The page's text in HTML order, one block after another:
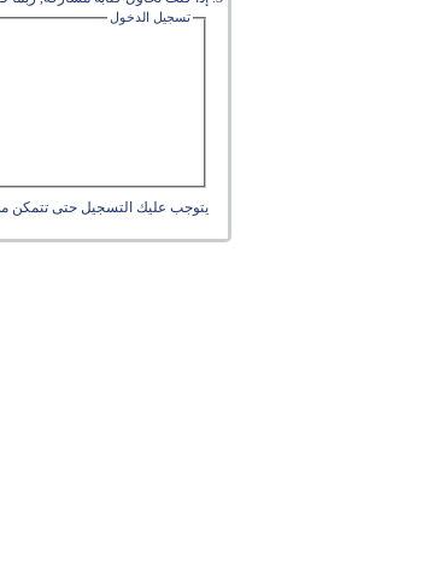
تسجيل الدخول
يتوجب عليكالتسجيل حتى تتمكن